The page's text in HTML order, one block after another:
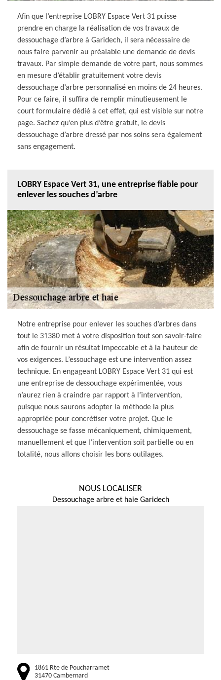
Afin que l’entreprise LOBRY Espace Vert 31 puisse
prendre en charge la réalisation de vos travaux de
dessouchage d’arbre à Garidech, il sera nécessaire de
nous faire parvenir au préalable une demande de devis
travaux. Par simple demande de votre part, nous sommes
en mesure d’établir gratuitement votre devis
dessouchage d’arbre personnalisé en moins de 24 heures.
Pour ce faire, il suffira de remplir minutieusement le
court formulaire dédié à cet effet, qui est visible sur notre
page. Sachez qu’en plus d’être gratuit, le devis
dessouchage d’arbre dressé par nos soins sera également
sans engagement.
LOBRY Espace Vert 31, une entreprise fiable pour
enlever les souches d’arbre
Notre entreprise pour enlever les souches d’arbres dans
tout le 31380 met à votre disposition tout son savoir-faire
afin de fournir un résultat impeccable et à la hauteur de
vos exigences. L’essouchage est une intervention assez
technique. En engageant LOBRY Espace Vert 31 qui est
une entreprise de dessouchage expérimentée, vous
n’aurez rien à craindre par rapport à l’intervention,
puisque nous saurons adopter la méthode la plus
appropriée pour concrétiser votre projet. Que le
dessouchage se fasse mécaniquement, chimiquement,
manuellement et que l’intervention soit partielle ou en
totalité, nous allons choisir les bons outilages.
NOUS LOCALISER
Dessouchage arbre et haie Garidech
1861 Rte de Poucharramet
31470 Cambernard